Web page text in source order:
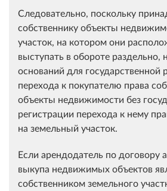
Следовательно, поскольку
собственнику объекты
участок, на котором они
выступать в обороте раздельно,
оснований для государственной
перехода к покупателю права
объекты недвижимости без
регистрации перехода к нему
на земельный участок.
Если арендодатель по договору
выкупа недвижимых объектов
собственником земельного